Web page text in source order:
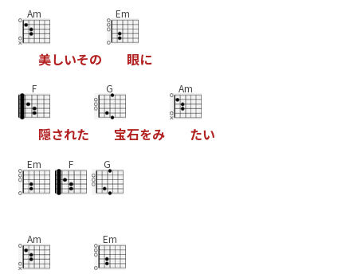
Am
美しいその
Em
眼に
F
隠された
G
宝石をみ
Am
たい
Em F G
Am Em